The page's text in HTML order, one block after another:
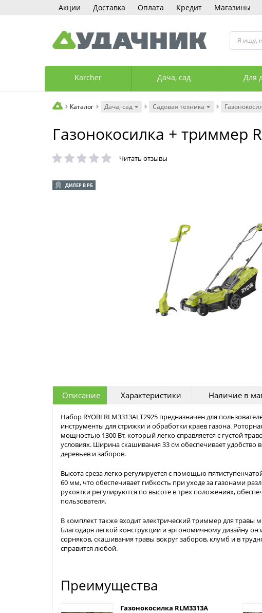
Акции Доставка Оплата Кредит Магазины
Я ищу,
Karcher Дача, сад Для
Каталог Дача, сад Садовая техника
Газонокосилка + триммер
Читать отзывы
ДИЛЕР В РБ
Описание Характеристики Наличие в
Набор RYOBI RLM3313ALT2925 предназначен для
инструменты для стрижки и обработки краев газона.
мощностью 1300 Вт, который легко справляется с густой
условиях. Ширина скашивания 33 см обеспечивает
деревьев и заборов.
Высота среза легко регулируется с помощью
60 мм, что обеспечивает гибкость при уходе за газонами
рукоятки регулируются по высоте в трех положениях,
пользователя.
В комплект также входит электрический триммер для
Благодаря легкой конструкции и эргономичному дизайну
сорняков, скашивания травы вокруг заборов, клумб и в
справится любой.
Преимущества
Газонокосилка RLM3313A